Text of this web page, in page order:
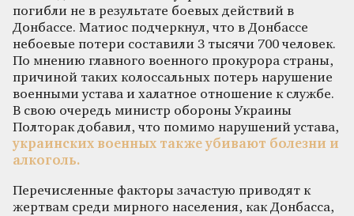
погибли не в результате боевых действий в
Донбассе. Матиос подчеркнул, что в Донбассе
небоевые потери составили 3 тысячи 700 человек.
По мнению главного военного прокурора страны,
причиной таких колоссальных потерь нарушение
военными устава и халатное отношение к службе.
В свою очередь министр обороны Украины
Полторак добавил, что помимо нарушений устава,
украинских военных также убивают болезни и
алкоголь.
Перечисленные факторы зачастую приводят к
жертвам среди мирного населения, как Донбасса,